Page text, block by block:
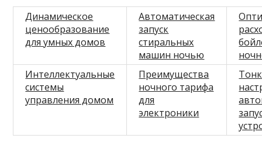
Динамическое
ценообразование
для умных домов
Автоматическая
запуск
стиральных
машин ночью
Интеллектуальные
системы
управления домом
Преимущества
ночного тарифа
для
электроники